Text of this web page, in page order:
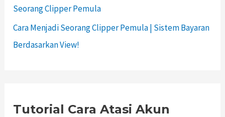
Seorang Clipper Pemula
Cara Menjadi Seorang Clipper Pemula | Sistem Bayaran
Berdasarkan View!
Tutorial Cara Atasi Akun